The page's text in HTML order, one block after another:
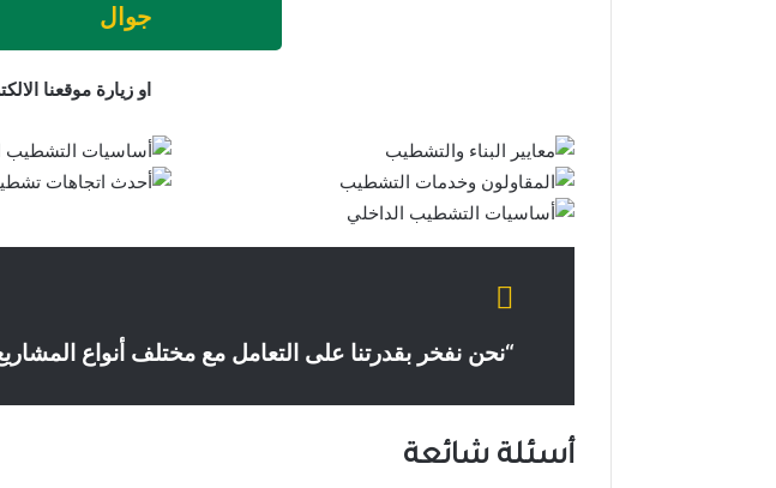
جوال
او زيارة موقعنا
“نحن نفخر بقدرتنا على التعامل مع مختلف أنواع
أسئلة شائعة